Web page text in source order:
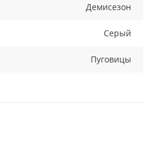
Демисезон
Серый
Пуговицы